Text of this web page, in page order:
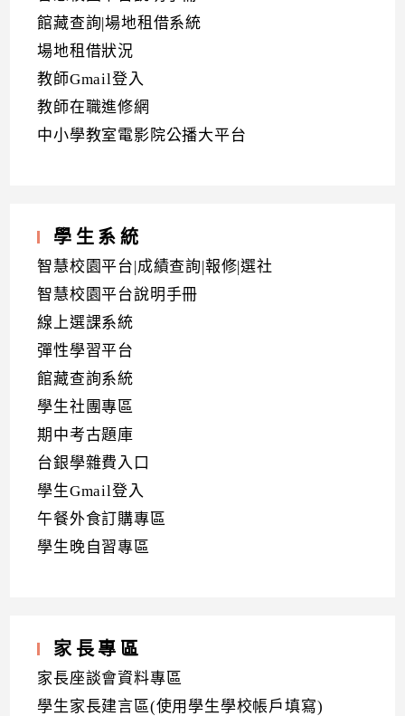
館藏查詢|場地租借系統
場地租借狀況
教師Gmail登入
教師在職進修網
中小學教室電影院公播大平台
學生系統
智慧校園平台|成績查詢|報修|選社
智慧校園平台說明手冊
線上選課系統
彈性學習平台
館藏查詢系統
學生社團專區
期中考古題庫
台銀學雜費入口
學生Gmail登入
午餐外食訂購專區
學生晚自習專區
家長專區
家長座談會資料專區
學生家長建言區(使用學生學校帳戶填寫)